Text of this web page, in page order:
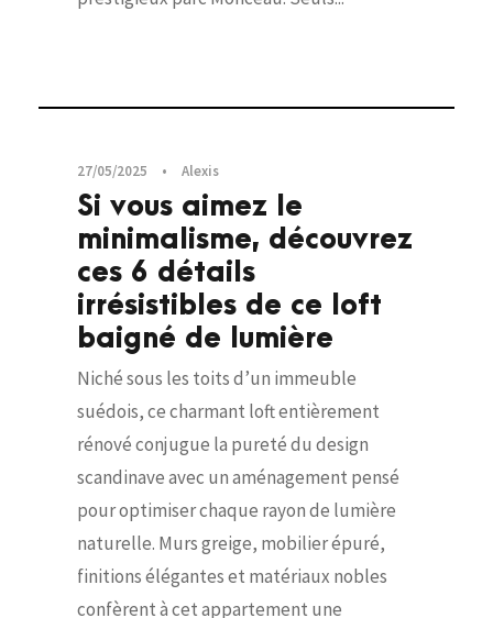
27/05/2025 • Alexis
Si vous aimez le
minimalisme, découvrez
ces 6 détails
irrésistibles de ce loft
baigné de lumière
Niché sous les toits d’un immeuble
suédois, ce charmant loft entièrement
rénové conjugue la pureté du design
scandinave avec un aménagement pensé
pour optimiser chaque rayon de lumière
naturelle. Murs greige, mobilier épuré,
finitions élégantes et matériaux nobles
confèrent à cet appartement une